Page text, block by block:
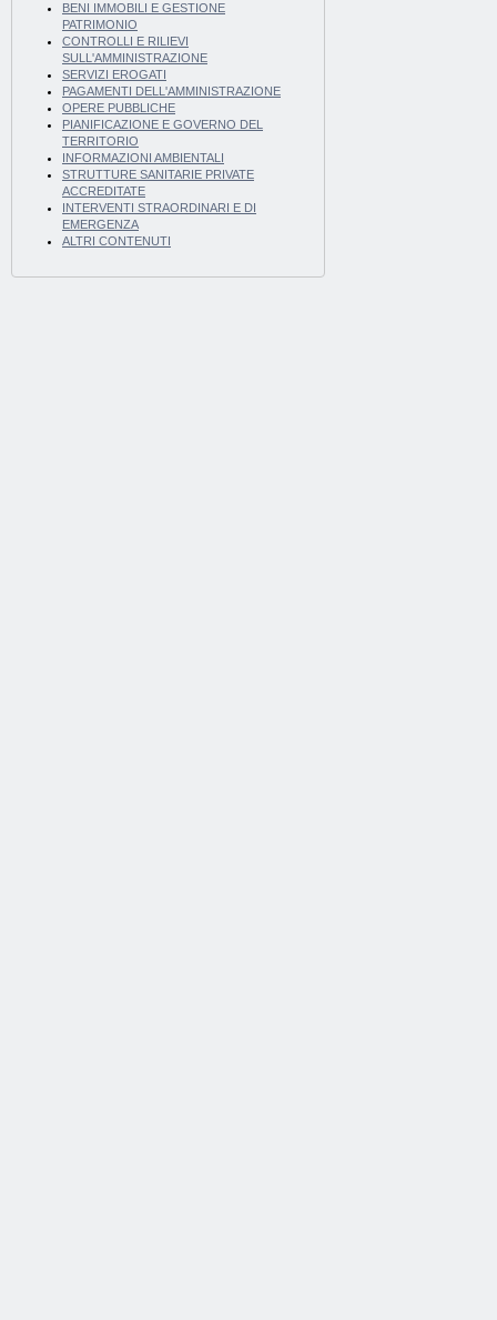
BENI IMMOBILI E GESTIONE
PATRIMONIO
CONTROLLI E RILIEVI
SULL'AMMINISTRAZIONE
SERVIZI EROGATI
PAGAMENTI DELL'AMMINISTRAZIONE
OPERE PUBBLICHE
PIANIFICAZIONE E GOVERNO DEL
TERRITORIO
INFORMAZIONI AMBIENTALI
STRUTTURE SANITARIE PRIVATE
ACCREDITATE
INTERVENTI STRAORDINARI E DI
EMERGENZA
ALTRI CONTENUTI